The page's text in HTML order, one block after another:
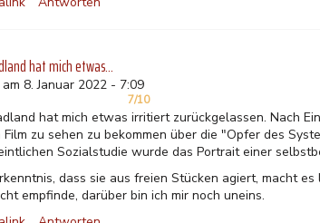
hat mich etwas…
8. Januar 2022 - 7:09
7/10
hat mich etwas irritiert zurückgelassen. Nach
Film zu sehen zu bekommen über die "Opfer des
Sozialstudie wurde das Portrait einer
dass sie aus freien Stücken agiert, macht
empfinde, darüber bin ich mir noch uneins.